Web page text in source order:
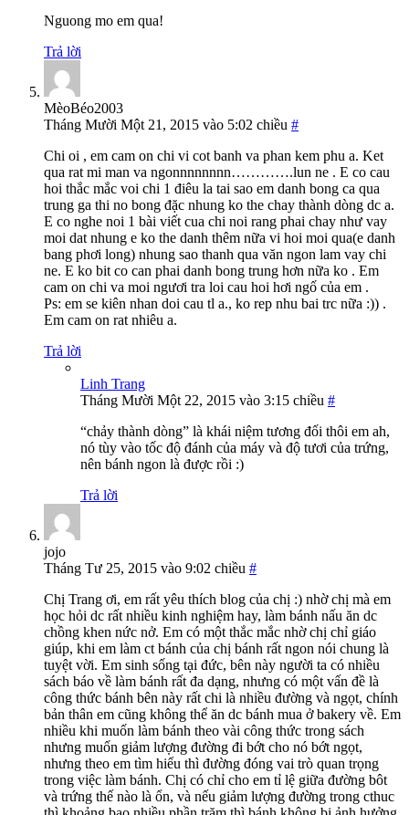
Nguong mo em qua!
Trả lời
MèoBéo2003
Tháng Mười Một 21, 2015 vào 5:02 chiều #
Chi oi , em cam on chi vi cot banh va phan kem phu a. Ket
qua rat mi man va ngonnnnnnnn………….lun ne . E co cau
hoi thắc mắc voi chi 1 điêu la tai sao em danh bong ca qua
trung ga thi no bong đặc nhung ko the chay thành dòng dc a.
E co nghe noi 1 bài viết cua chi noi rang phai chay như vay
moi dat nhung e ko the danh thêm nữa vi hoi moi qua(e danh
bang phơi long) nhung sao thanh qua văn ngon lam vay chi
ne. E ko bit co can phai danh bong trung hơn nữa ko . Em
cam on chi va moi ngươi tra loi cau hoi hơi ngố của em .
Ps: em se kiên nhan doi cau tl a., ko rep nhu bai trc nữa :)) .
Em cam on rat nhiêu a.
Trả lời
Linh Trang
Tháng Mười Một 22, 2015 vào 3:15 chiều #
“chảy thành dòng” là khái niệm tương đối thôi em ah,
nó tùy vào tốc độ đánh của máy và độ tươi của trứng,
nên bánh ngon là được rồi :)
Trả lời
jojo
Tháng Tư 25, 2015 vào 9:02 chiều #
Chị Trang ơi, em rất yêu thích blog của chị :) nhờ chị mà em
học hỏi dc rất nhiều kinh nghiệm hay, làm bánh nấu ăn dc
chồng khen nức nở. Em có một thắc mắc nhờ chị chỉ giáo
giúp, khi em làm ct bánh của chị bánh rất ngon nói chung là
tuyệt vời. Em sinh sống tại đức, bên này người ta có nhiều
sách báo về làm bánh rất đa dạng, nhưng có một vấn đề là
công thức bánh bên này rất chi là nhiều đường và ngọt, chính
bản thân em cũng không thể ăn dc bánh mua ở bakery về. Em
nhiều khi muốn làm bánh theo vài công thức trong sách
nhưng muốn giảm lượng đường đi bớt cho nó bớt ngọt,
nhưng theo em tìm hiểu thì đường đóng vai trò quan trọng
trong việc làm bánh. Chị có chỉ cho em tỉ lệ giữa đường bôt
và trứng thế nào là ổn, và nếu giảm lượng đường trong cthuc